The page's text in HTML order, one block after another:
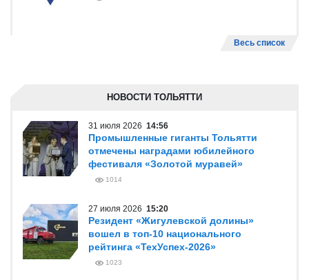
Весь список
НОВОСТИ ТОЛЬЯТТИ
31 июля 2026 14:56
Промышленные гиганты Тольятти
отмечены наградами юбилейного
фестиваля «Золотой муравей»
1014
27 июля 2026 15:20
Резидент «Жигулевской долины»
вошел в топ-10 национального
рейтинга «ТехУспех-2026»
1023